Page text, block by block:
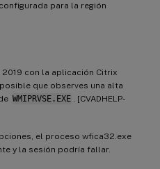
para la región
2019 con la aplicación Citrix
que observes una alta
WMIPRVSE.EXE . [CVADHELP-
el proceso wfica32.exe
y la sesión podría fallar.